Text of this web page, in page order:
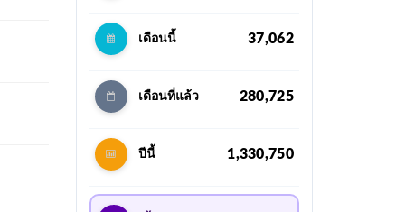
เดือนนี้ 37,062
เดือนที่แล้ว 280,725
ปีนี้ 1,330,750